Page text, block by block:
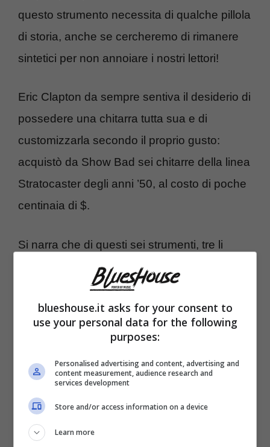
questo strumento necessita di qualche pillola
di storia, anche se cercheremo di rimanere
sintetici per non annoiare i nostri lettori!
Eric Clapton da sempre sentiva il desiderio di
possedere una chitarra tutta sua e di
customizzarla secondo il proprio gusto:
acquistò da Show Bad sei chitarre della linea
Stratocaster degli anni ’50, al costo di poche
centinaia di $.
Si narra che di questi sei strumenti, tre li
regalò a nomi illustri come George Harrison
dei Beatles, Stevie Winwood dei The
Spences Dadid Group (famoso per il pezzo
Gimme some lovin’) e Pete Townshend dei
parti migliori per confezionare da solo una
chitarra su misura e tailor made che fece il
blueshouse.it asks for your consent to
use your personal data for the following
purposes:
Personalised advertising and content, advertising and
content measurement, audience research and
services development
Store and/or access information on a device
Learn more